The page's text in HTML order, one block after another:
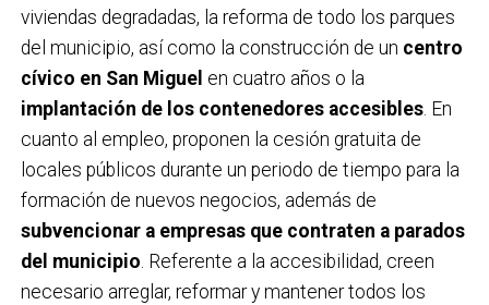
viviendas degradadas, la reforma de todo los parques
del municipio, así como la construcción de un centro
cívico en San Miguel en cuatro años o la
implantación de los contenedores accesibles. En
cuanto al empleo, proponen la cesión gratuita de
locales públicos durante un periodo de tiempo para la
formación de nuevos negocios, además de
subvencionar a empresas que contraten a parados
del municipio. Referente a la accesibilidad, creen
necesario arreglar, reformar y mantener todos los